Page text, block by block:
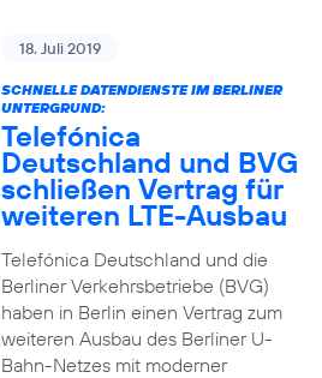
18. Juli 2019
SCHNELLE DATENDIENSTE IM BERLINER
UNTERGRUND:
Telefónica
Deutschland und BVG
schließen Vertrag für
weiteren LTE-Ausbau
Telefónica Deutschland und die
Berliner Verkehrsbetriebe (BVG)
haben in Berlin einen Vertrag zum
weiteren Ausbau des Berliner U-
Bahn-Netzes mit moderner